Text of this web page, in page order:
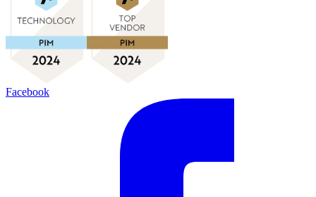
Facebook